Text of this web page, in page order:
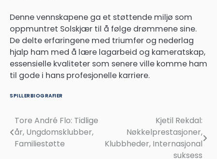
Denne vennskapene ga et støttende miljø som
oppmuntret Solskjær til å følge drømmene sine.
De delte erfaringene med triumfer og nederlag
hjalp ham med å lære lagarbeid og kameratskap,
essensielle kvaliteter som senere ville komme ham
til gode i hans profesjonelle karriere.
SPILLERBIOGRAFIER
Post
navigation
Tore André Flo: Tidlige
år, Ungdomsklubber,
Familiestøtte
Kjetil Rekdal:
Nøkkelprestasjoner,
Klubbheder, Internasjonal
suksess